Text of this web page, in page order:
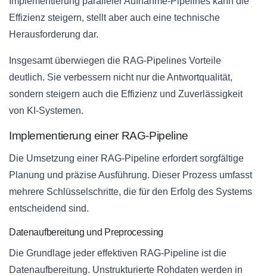
Effizienz steigern, stellt aber auch eine technische
Herausforderung dar.
Insgesamt überwiegen die RAG-Pipelines Vorteile
deutlich. Sie verbessern nicht nur die Antwortqualität,
sondern steigern auch die Effizienz und Zuverlässigkeit
von KI-Systemen.
Implementierung einer RAG-Pipeline
Die Umsetzung einer RAG-Pipeline erfordert sorgfältige
Planung und präzise Ausführung. Dieser Prozess umfasst
mehrere Schlüsselschritte, die für den Erfolg des Systems
entscheidend sind.
Datenaufbereitung und Preprocessing
Die Grundlage jeder effektiven RAG-Pipeline ist die
Datenaufbereitung. Unstrukturierte Rohdaten werden in